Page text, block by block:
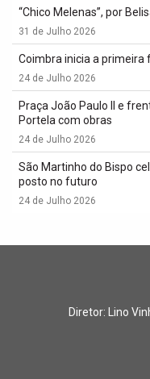
“Chico Melenas”, por
31 de Julho 2026
Coimbra inicia a primeira
24 de Julho 2026
Praça João Paulo II e
Portela com obras
24 de Julho 2026
São Martinho do Bispo
posto no futuro
24 de Julho 2026
Diretor: Lino